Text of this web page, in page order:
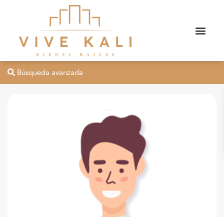
Búsqueda avanzada